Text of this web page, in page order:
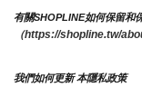
有關SHOPLINE如何保留和
（https://shopline.tw/
我們如何更新 本隱私政策